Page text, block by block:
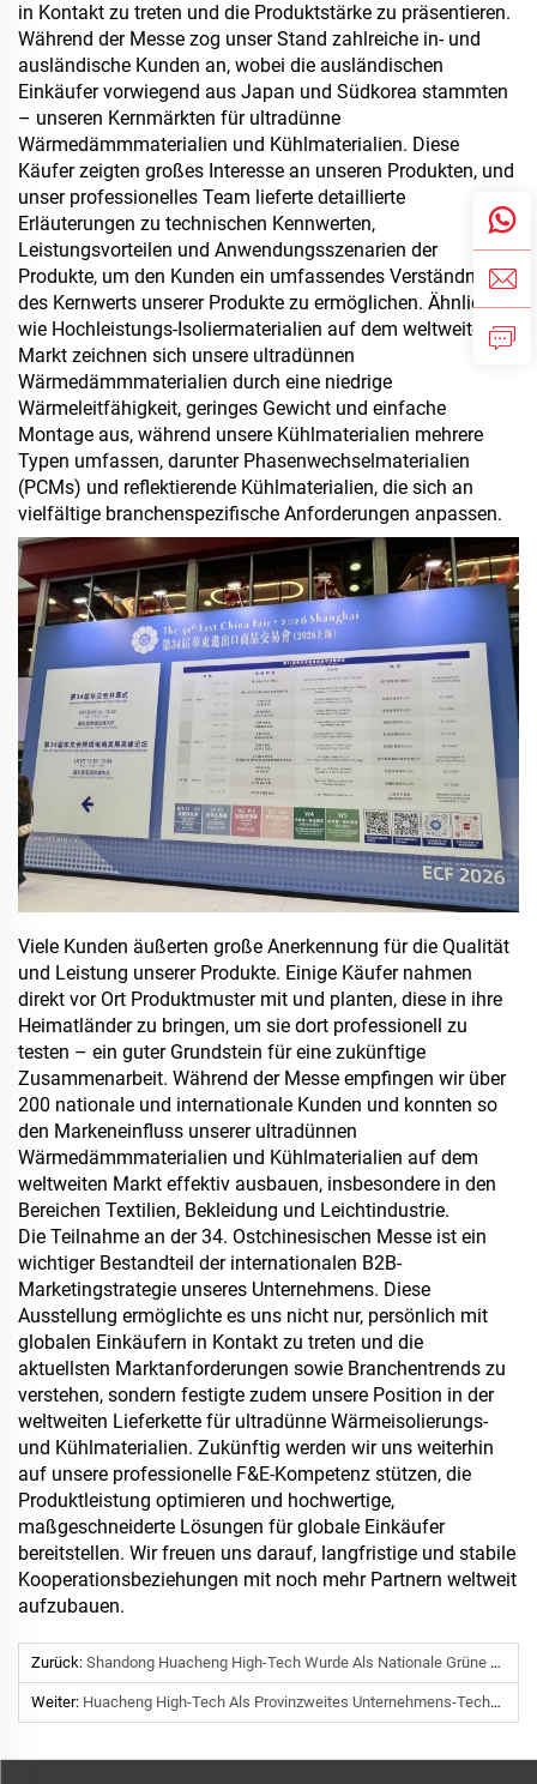
in Kontakt zu treten und die Produktstärke zu präsentieren.
Während der Messe zog unser Stand zahlreiche in- und
ausländische Kunden an, wobei die ausländischen
Einkäufer vorwiegend aus Japan und Südkorea stammten
– unseren Kernmärkten für ultradünne
Wärmedämmmaterialien und Kühlmaterialien. Diese
Käufer zeigten großes Interesse an unseren Produkten, und
unser professionelles Team lieferte detaillierte
Erläuterungen zu technischen Kennwerten,
Leistungsvorteilen und Anwendungsszenarien der
Produkte, um den Kunden ein umfassendes Verständnis
des Kernwerts unserer Produkte zu ermöglichen. Ähnlich
wie Hochleistungs-Isoliermaterialien auf dem weltweiten
Markt zeichnen sich unsere ultradünnen
Wärmedämmmaterialien durch eine niedrige
Wärmeleitfähigkeit, geringes Gewicht und einfache
Montage aus, während unsere Kühlmaterialien mehrere
Typen umfassen, darunter Phasenwechselmaterialien
(PCMs) und reflektierende Kühlmaterialien, die sich an
vielfältige branchenspezifische Anforderungen anpassen.
Viele Kunden äußerten große Anerkennung für die Qualität
und Leistung unserer Produkte. Einige Käufer nahmen
direkt vor Ort Produktmuster mit und planten, diese in ihre
Heimatländer zu bringen, um sie dort professionell zu
testen – ein guter Grundstein für eine zukünftige
Zusammenarbeit. Während der Messe empfingen wir über
200 nationale und internationale Kunden und konnten so
den Markeneinfluss unserer ultradünnen
Wärmedämmmaterialien und Kühlmaterialien auf dem
weltweiten Markt effektiv ausbauen, insbesondere in den
Bereichen Textilien, Bekleidung und Leichtindustrie.
Die Teilnahme an der 34. Ostchinesischen Messe ist ein
wichtiger Bestandteil der internationalen B2B-
Marketingstrategie unseres Unternehmens. Diese
Ausstellung ermöglichte es uns nicht nur, persönlich mit
globalen Einkäufern in Kontakt zu treten und die
aktuellsten Marktanforderungen sowie Branchentrends zu
verstehen, sondern festigte zudem unsere Position in der
weltweiten Lieferkette für ultradünne Wärmeisolierungs-
und Kühlmaterialien. Zukünftig werden wir uns weiterhin
auf unsere professionelle F&E-Kompetenz stützen, die
Produktleistung optimieren und hochwertige,
maßgeschneiderte Lösungen für globale Einkäufer
bereitstellen. Wir freuen uns darauf, langfristige und stabile
Kooperationsbeziehungen mit noch mehr Partnern weltweit
aufzubauen.
Zurück: Shandong Huacheng High-Tech Wurde Als Nationale Grüne Fabrik 2025 Ausgezeichnet | Führungskraft Im Bereich Grüne Fertigung
Weiter: Huacheng High-Tech Als Provinzweites Unternehmens-Technologiezentrum Der Provinz Shandong Anerkannt